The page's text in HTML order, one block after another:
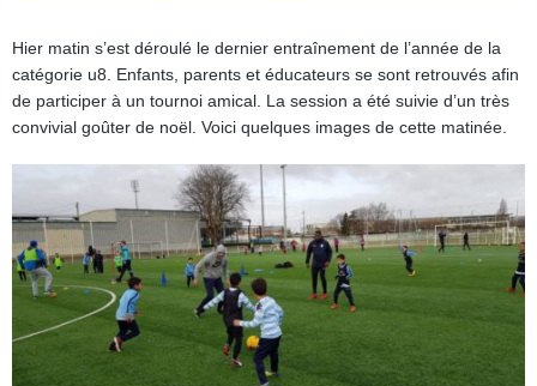
Hier matin s’est déroulé le dernier entraînement de l’année de la
catégorie u8. Enfants, parents et éducateurs se sont retrouvés afin
de participer à un tournoi amical. La session a été suivie d’un très
convivial goûter de noël. Voici quelques images de cette matinée.